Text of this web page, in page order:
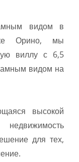
видом в
Орино, мы
виллу с 6,5
видом на
высокой
для тех,